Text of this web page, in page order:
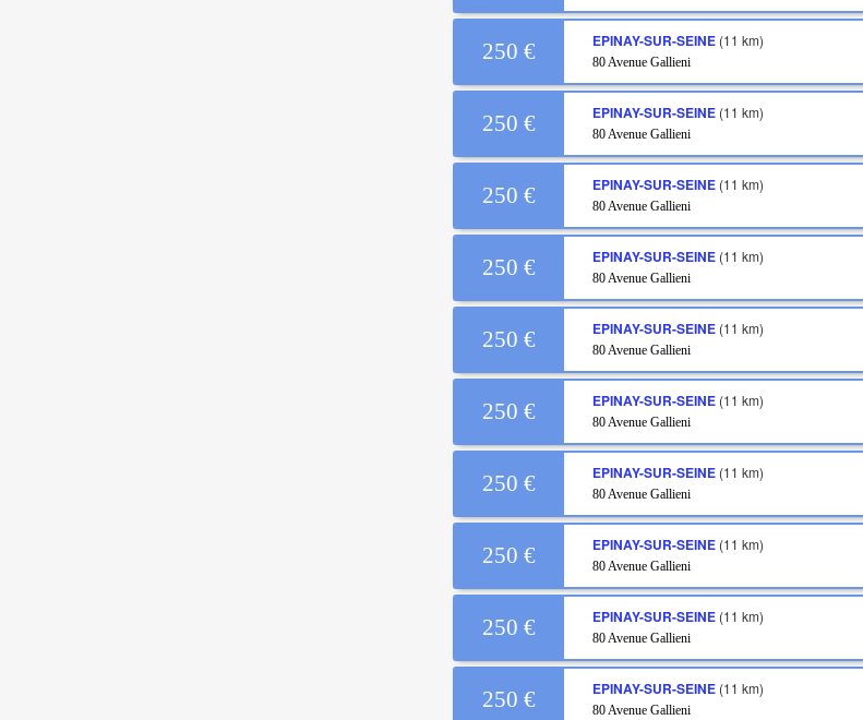
250 € EPINAY-SUR-SEINE(11 km)
80 Avenue Gallieni
250 € EPINAY-SUR-SEINE(11 km)
80 Avenue Gallieni
250 € EPINAY-SUR-SEINE(11 km)
80 Avenue Gallieni
250 € EPINAY-SUR-SEINE(11 km)
80 Avenue Gallieni
250 € EPINAY-SUR-SEINE(11 km)
80 Avenue Gallieni
250 € EPINAY-SUR-SEINE(11 km)
80 Avenue Gallieni
250 € EPINAY-SUR-SEINE(11 km)
80 Avenue Gallieni
250 € EPINAY-SUR-SEINE(11 km)
80 Avenue Gallieni
250 € EPINAY-SUR-SEINE(11 km)
80 Avenue Gallieni
250 € EPINAY-SUR-SEINE(11 km)
80 Avenue Gallieni